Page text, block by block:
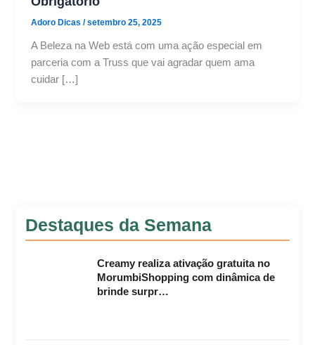
Adoro Dicas/setembro 25, 2025
A Beleza na Web está com uma ação especial em
parceria com a Truss que vai agradar quem ama
cuidar […]
Destaques da Semana
Creamy realiza ativação gratuita no
MorumbiShopping com dinâmica de
brinde surpr…